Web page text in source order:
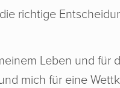
richtige
Leben und für
mich für eine